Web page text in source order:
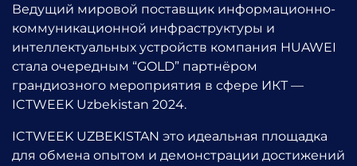
Ведущий мировой поставщик информационно-
коммуникационной инфраструктуры и
интеллектуальных устройств компания HUAWEI
стала очередным “GOLD” партнёром
грандиозного мероприятия в сфере ИКТ —
ICTWEEK Uzbekistan 2024.
ICTWEEK UZBEKISTAN это идеальная площадка
для обмена опытом и демонстрации достижений